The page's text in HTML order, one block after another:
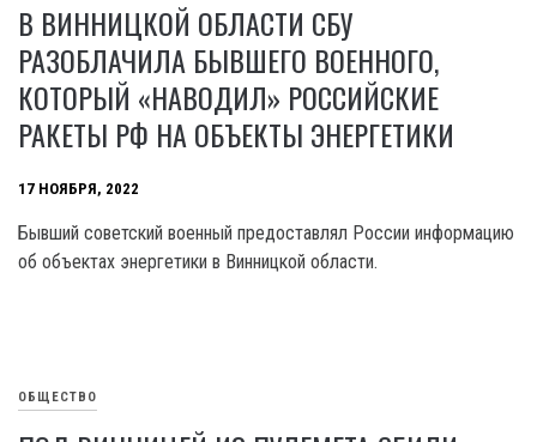
В ВИННИЦКОЙ ОБЛАСТИ СБУ
РАЗОБЛАЧИЛА БЫВШЕГО ВОЕННОГО,
КОТОРЫЙ «НАВОДИЛ» РОССИЙСКИЕ
РАКЕТЫ РФ НА ОБЪЕКТЫ ЭНЕРГЕТИКИ
17 НОЯБРЯ, 2022
Бывший советский военный предоставлял России информацию
об объектах энергетики в Винницкой области.
ОБЩЕСТВО